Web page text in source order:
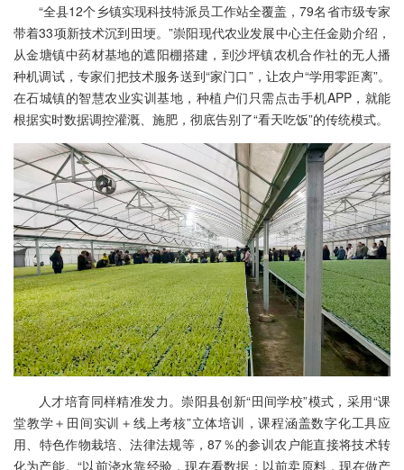
“全县12个乡镇实现科技特派员工作站全覆盖，79名省市级专家
带着33项新技术沉到田埂。”崇阳现代农业发展中心主任金勋介绍，
从金塘镇中药材基地的遮阳棚搭建，到沙坪镇农机合作社的无人播
种机调试，专家们把技术服务送到“家门口”，让农户“学用零距离”。
在石城镇的智慧农业实训基地，种植户们只需点击手机APP，就能
根据实时数据调控灌溉、施肥，彻底告别了“看天吃饭”的传统模式。
人才培育同样精准发力。崇阳县创新“田间学校”模式，采用“课
堂教学＋田间实训＋线上考核”立体培训，课程涵盖数字化工具应
用、特色作物栽培、法律法规等，87％的参训农户能直接将技术转
化为产能。“以前浇水靠经验，现在看数据；以前卖原料，现在做产